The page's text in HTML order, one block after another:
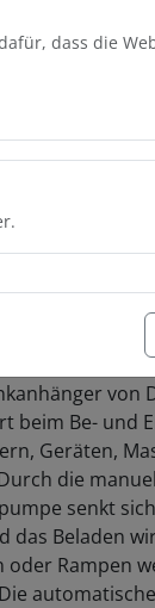
Geräten,
nicht mehr
sichere
von
beim Be- und
Geräten,
die
senkt
das Beladen
oder Rampen
dass die